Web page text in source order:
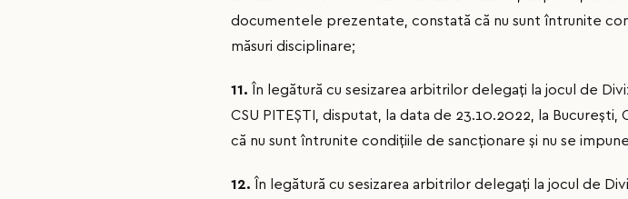
documentele prezentate, constată că nu sunt întrunite
măsuri disciplinare;
11. În legătură cu sesizarea arbitrilor delegați la jocul de
CSU PITEŞTI, disputat, la data de 23.10.2022, la
că nu sunt întrunite condițiile de sancționare și nu se
12. În legătură cu sesizarea arbitrilor delegați la jocul de